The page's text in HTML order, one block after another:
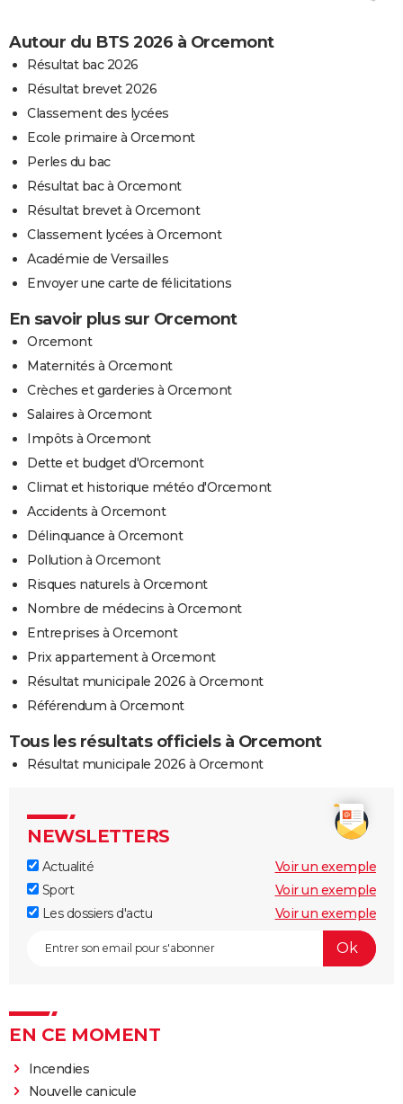
Autour du BTS 2026 à Orcemont
Résultat bac 2026
Résultat brevet 2026
Classement des lycées
Ecole primaire à Orcemont
Perles du bac
Résultat bac à Orcemont
Résultat brevet à Orcemont
Classement lycées à Orcemont
Académie de Versailles
Envoyer une carte de félicitations
En savoir plus sur Orcemont
Orcemont
Maternités à Orcemont
Crèches et garderies à Orcemont
Salaires à Orcemont
Impôts à Orcemont
Dette et budget d'Orcemont
Climat et historique météo d'Orcemont
Accidents à Orcemont
Délinquance à Orcemont
Pollution à Orcemont
Risques naturels à Orcemont
Nombre de médecins à Orcemont
Entreprises à Orcemont
Prix appartement à Orcemont
Résultat municipale 2026 à Orcemont
Référendum à Orcemont
Tous les résultats officiels à Orcemont
Résultat municipale 2026 à Orcemont
NEWSLETTERS
Actualité
Voir un exemple
Sport
Voir un exemple
Les dossiers d'actu
Voir un exemple
EN CE MOMENT
Incendies
Nouvelle canicule